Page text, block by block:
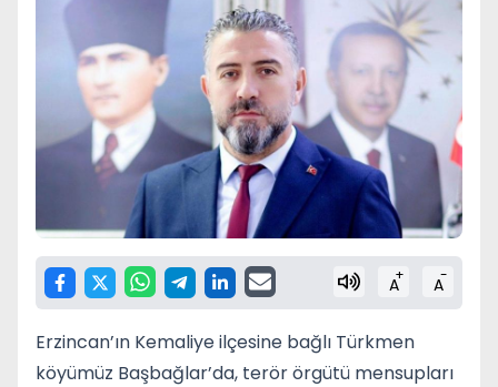
A+ A-
Erzincan’ın Kemaliye ilçesine bağlı Türkmen
köyümüz Başbağlar’da, terör örgütü mensupları